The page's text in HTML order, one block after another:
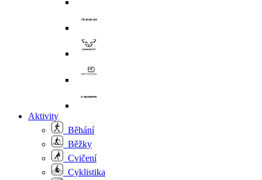
Aktivity
Běhání
Běžky
Cvičení
Cyklistika